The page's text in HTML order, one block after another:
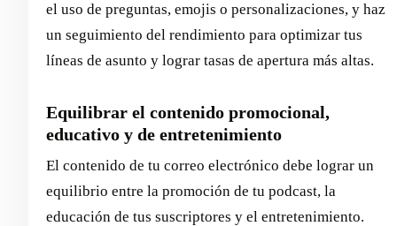
el uso de preguntas, emojis o personalizaciones, y haz
un seguimiento del rendimiento para optimizar tus
líneas de asunto y lograr tasas de apertura más altas.
Equilibrar el contenido promocional,
educativo y de entretenimiento
El contenido de tu correo electrónico debe lograr un
equilibrio entre la promoción de tu podcast, la
educación de tus suscriptores y el entretenimiento.